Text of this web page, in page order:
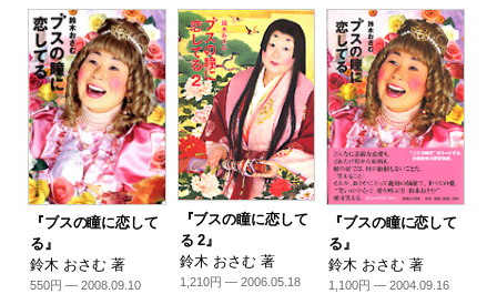
『ブスの瞳に恋して
る』
鈴木 おさむ 著
550円 — 2008.09.10
『ブスの瞳に恋して
る 2』
鈴木 おさむ 著
1,210円 — 2006.05.18
『ブスの瞳に恋して
る』
鈴木 おさむ 著
1,100円 — 2004.09.16